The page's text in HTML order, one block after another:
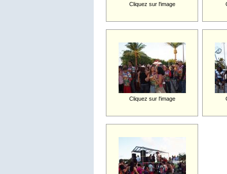
Cliquez sur l'image
Cliquez sur l'image